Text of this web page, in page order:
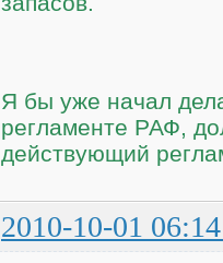
Я бы уже начал
регламенте РАФ,
действующий
2010-10-01